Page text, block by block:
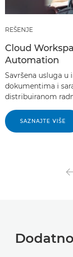
REŠENJE
Cloud
Automation
Savršena usluga
dokumentima i
distribuiranom
SAZNAJTE VIŠE